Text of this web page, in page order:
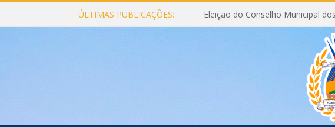
ÚLTIMAS PUBLICAÇÕES: